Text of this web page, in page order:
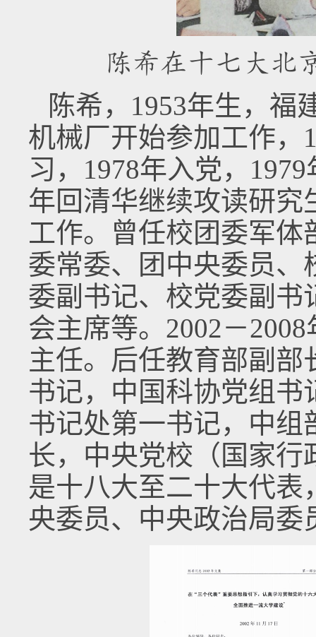
陈希在十七大北
陈希，1953年生，福
机械厂开始参加工作，
习，1978年入党，
年回清华继续攻读研究
工作。曾任校团委军
委常委、团中央委员、
委副书记、校党委副书
会主席等。2002－
主任。后任教育部副
书记，中国科协党组
书记处第一书记，中
长，中央党校（国家
是十八大至二十大代
央委员、中央政治局